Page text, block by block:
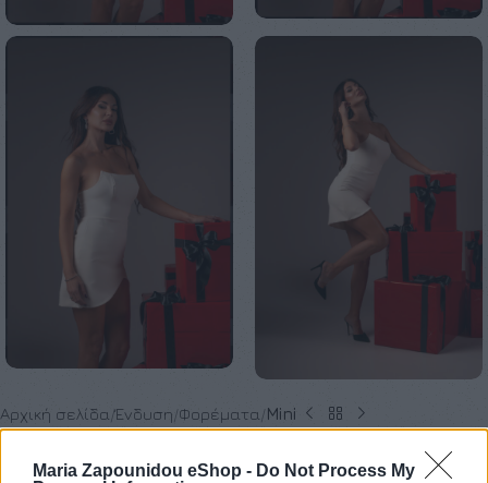
Maria Zapounidou eShop - Do Not Process My
Αρχική σελίδα Ένδυση Φορέματα Mini
Fabian Mini Dress